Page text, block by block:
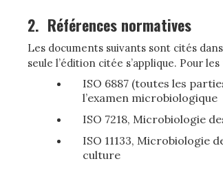
2. Références normatives
Les documents suivants sont cités
seule l’édition citée s’applique. Pour
ISO 6887 (toutes les
l’examen microbiologique
ISO 7218, Microbiologie
ISO 11133, Microbiologie
culture